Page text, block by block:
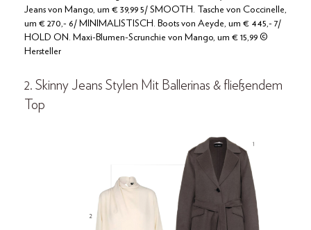
Jeans von Mango, um € 39,99 5/ SMOOTH. Tasche von Coccinelle,
um € 270,- 6/ MINIMALISTISCH. Boots von Aeyde, um € 445,- 7/
HOLD ON. Maxi-Blumen-Scrunchie von Mango, um € 15,99 ©
Hersteller
2. Skinny Jeans Stylen Mit Ballerinas & fließendem
Top